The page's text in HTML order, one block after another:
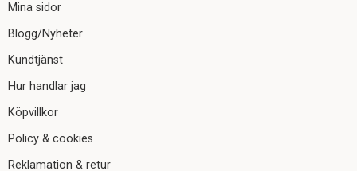
Mina sidor
Blogg/Nyheter
Kundtjänst
Hur handlar jag
Köpvillkor
Policy & cookies
Reklamation & retur